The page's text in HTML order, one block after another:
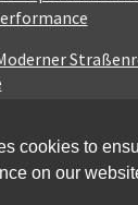
Ausgewogener
–
cookies to
on our